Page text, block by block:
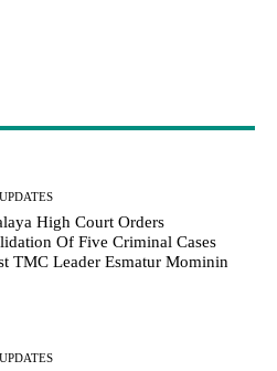
High Court Orders
Of Five Criminal Cases
TMC Leader Esmatur Mominin